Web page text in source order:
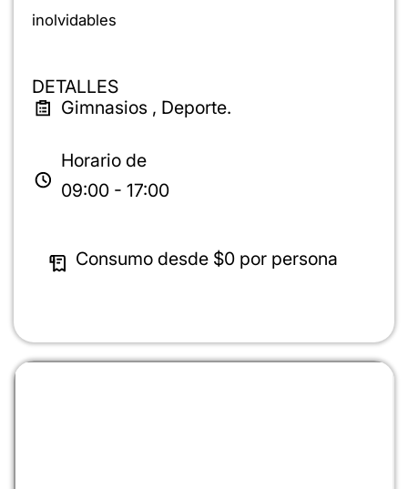
inolvidables
DETALLES
Gimnasios , Deporte.
Horario de
09:00 - 17:00
Consumo desde $0 por persona